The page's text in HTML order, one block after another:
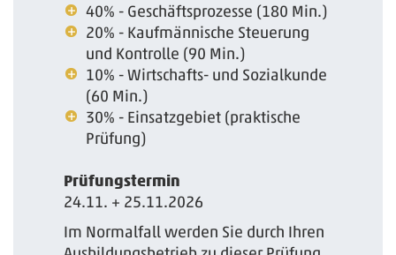
40% - Geschäftsprozesse (180 Min.)
20% - Kaufmännische Steuerung
und Kontrolle (90 Min.)
10% - Wirtschafts- und Sozialkunde
(60 Min.)
30% - Einsatzgebiet (praktische
Prüfung)
Prüfungstermin
24.11. + 25.11.2026
Im Normalfall werden Sie durch Ihren